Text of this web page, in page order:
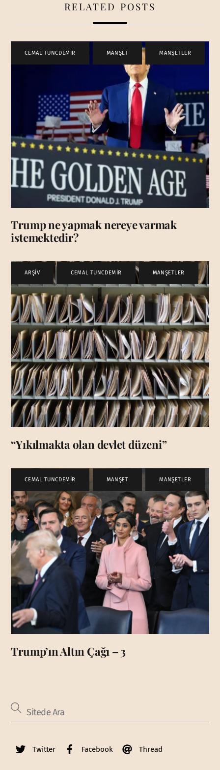
RELATED POSTS
CEMAL TUNCDEMİR MANŞET , MANŞETLER
Trump ne yapmak nereye varmak
istemektedir?
ARŞİV CEMAL TUNCDEMİR , MANŞETLER
“Yıkılmakta olan devlet düzeni”
CEMAL TUNCDEMİR MANŞET MANŞETLER
Trump’ın Altın Çağı – 3
Twitter Facebook Thread